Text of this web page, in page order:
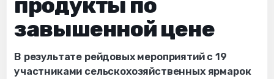
завышенной цене
В результате рейдовых мероприятий с 19
участниками сельскохозяйственных ярмарок